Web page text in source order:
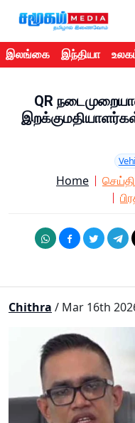
இலங்கை இந்தியா
QR
Home
Chithra / Mar 16th